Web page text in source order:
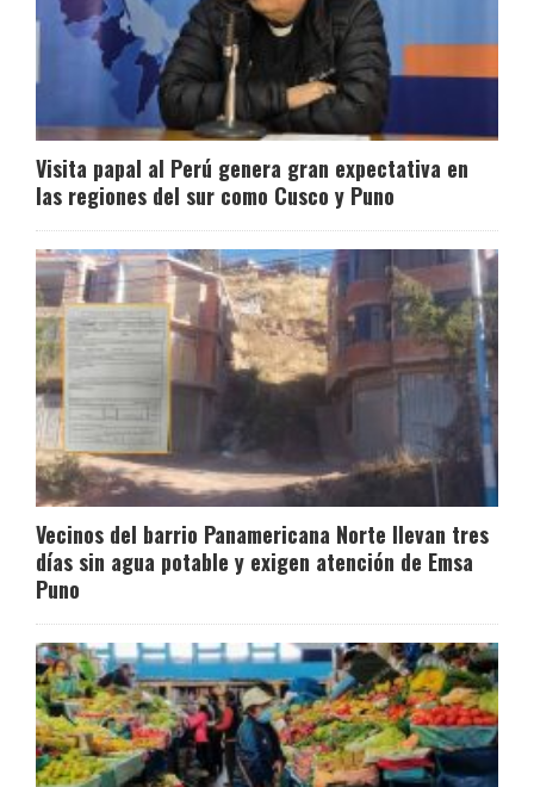
Visita papal al Perú genera gran expectativa en
las regiones del sur como Cusco y Puno
Vecinos del barrio Panamericana Norte llevan tres
días sin agua potable y exigen atención de Emsa
Puno